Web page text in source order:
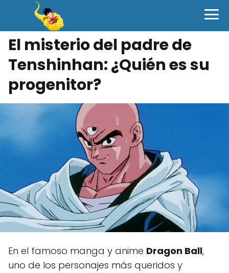
El misterio del padre de
Tenshinhan: ¿Quién es su
progenitor?
En el famoso manga y anime Dragon Ball,
uno de los personajes más queridos y